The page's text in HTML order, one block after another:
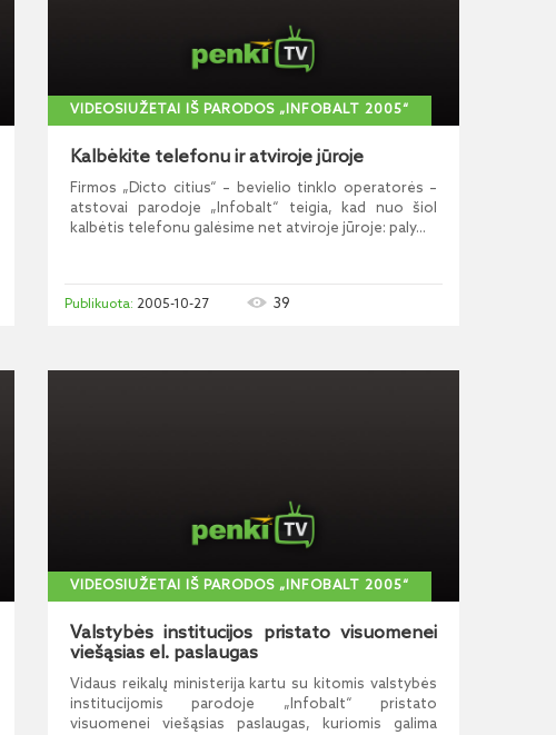
VIDEOSIUŽETAI IŠ PARODOS „INFOBALT 2005“
Kalbėkite telefonu ir atviroje jūroje
Firmos „Dicto citius“ – bevielio tinklo operatorės –
atstovai parodoje „Infobalt“ teigia, kad nuo šiol
kalbėtis telefonu galėsime net atviroje jūroje: paly...
2005-10-27 39
VIDEOSIUŽETAI IŠ PARODOS „INFOBALT 2005“
Valstybės institucijos pristato visuomenei
viešąsias el. paslaugas
Vidaus reikalų ministerija kartu su kitomis valstybės
institucijomis parodoje „Infobalt“ pristato
visuomenei viešąsias paslaugas, kuriomis galima